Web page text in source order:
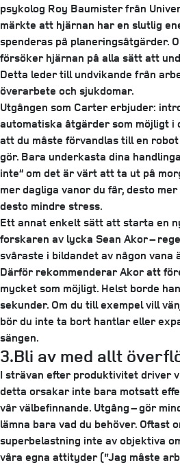
psykolog Roy Baumister från
märkte att hjärnan har en slutlig
spenderas på planeringsåtgärder.
försöker hjärnan på alla sätt att
Detta leder till undvikande från
överarbete och sjukdomar.
Utgången som Carter erbjuder:
automatiska åtgärder som möjligt i
att du måste förvandlas till en
gör. Bara underkasta dina
inte” om det är värt att ta ut på
mer dagliga vanor du får, desto
desto mindre stress.
Ett annat enkelt sätt att starta en
forskaren av lycka Sean Akor –
svåraste i bildandet av någon vana
Därför rekommenderar Akor att
mycket som möjligt. Helst borde
sekunder. Om du till exempel vill
bör du inte ta bort hantlar eller
sängen.
3.Bli av med allt
I strävan efter produktivitet driver
detta orsakar inte bara motsatt
vår välbefinnande. Utgång – gör
lämna bara vad du behöver. Oftast
superbelastning inte av objektiva
våra egna attityder (“Jag måste